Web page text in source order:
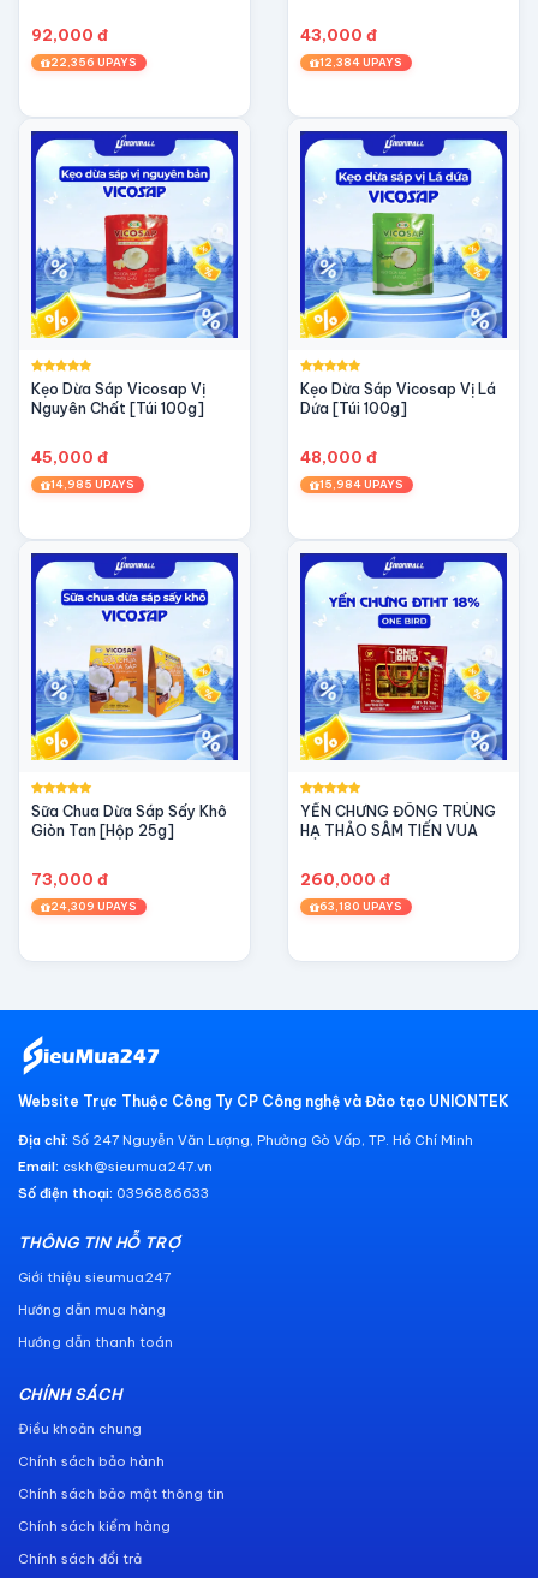
92,000 đ
22,356 UPAYS
43,000 đ
12,384 UPAYS
Kẹo Dừa Sáp Vicosap Vị
Nguyên Chất [Túi 100g]
45,000 đ
14,985 UPAYS
Kẹo Dừa Sáp Vicosap Vị Lá
Dứa [Túi 100g]
48,000 đ
15,984 UPAYS
Sữa Chua Dừa Sáp Sấy Khô
Giòn Tan [Hộp 25g]
73,000 đ
24,309 UPAYS
YẾN CHƯNG ĐÔNG TRÙNG
HẠ THẢO SÂM TIẾN VUA
260,000 đ
63,180 UPAYS
Website Trực Thuộc Công Ty CP Công nghệ và Đào tạo UNIONTEK
Địa chỉ: Số 247 Nguyễn Văn Lượng, Phường Gò Vấp, TP. Hồ Chí Minh
Email: cskh@sieumua247.vn
Số điện thoại: 0396886633
THÔNG TIN HỖ TRỢ
Giới thiệu sieumua247
Hướng dẫn mua hàng
Hướng dẫn thanh toán
CHÍNH SÁCH
Điều khoản chung
Chính sách bảo hành
Chính sách bảo mật thông tin
Chính sách kiểm hàng
Chính sách đổi trả